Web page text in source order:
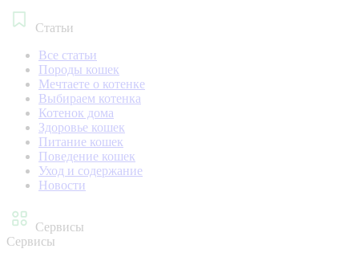
Статьи
Все статьи
Породы кошек
Мечтаете о котенке
Выбираем котенка
Котенок дома
Здоровье кошек
Питание кошек
Поведение кошек
Уход и содержание
Новости
Сервисы
Сервисы